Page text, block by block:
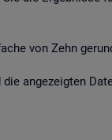
von Zehn
an­ge­zeig­ten